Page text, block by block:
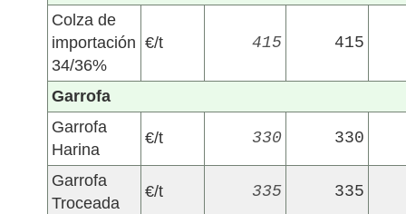
Colza de
importación
34/36%
€/t 415 415
Garrofa
Garrofa
Harina
€/t 330 330
Garrofa
Troceada
€/t 335 335